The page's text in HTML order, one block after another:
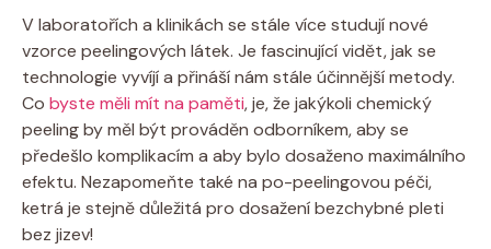
V laboratořích a klinikách se stále více studují nové
vzorce peelingových látek. Je fascinující vidět, jak se
technologie vyvíjí a přináší nám stále účinnější metody.
Co byste měli mít na paměti, je, že jakýkoli chemický
peeling by měl být prováděn odborníkem, aby se
předešlo komplikacím a aby bylo dosaženo maximálního
efektu. Nezapomeňte také na po-peelingovou péči,
ketrá je stejně důležitá pro dosažení bezchybné pleti
bez jizev!